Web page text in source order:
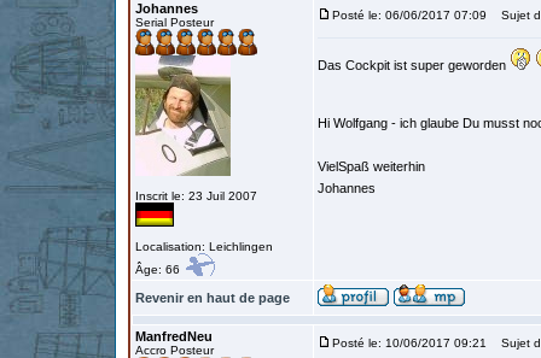
Johannes
Serial Posteur
Inscrit le: 23 Juil 2007
Localisation: Leichlingen
Âge: 66
Posté le: 06/06/2017 07:09 Sujet
Das Cockpit ist super geworden
Hi Wolfgang - ich glaube Du musst
VielSpaß weiterhin
Johannes
Revenir en haut de page
ManfredNeu
Accro Posteur
Posté le: 10/06/2017 09:21 Sujet